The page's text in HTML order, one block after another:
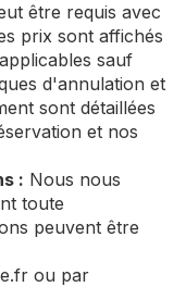
être requis avec
prix sont affichés
sauf
d'annulation et
sont détaillées
et nos
: Nous nous
toute
peuvent être
ou par